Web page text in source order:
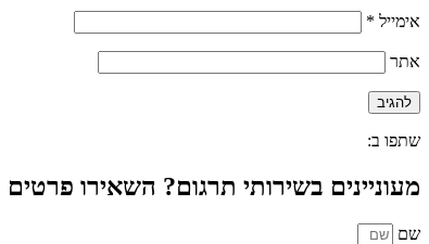
אימייל *
אתר
שתפו ב:
מעוניינים בשירותי תרגום? השאירו פרטים
שם